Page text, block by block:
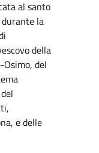
al santo
la
della
del
e delle